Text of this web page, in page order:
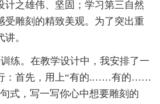
计之雄伟、坚固；学习第三自然
受雕刻的精致美观。为了突出重
。
。在教学设计中，我安排了一
：首先，用上“有的.……有的……
式，写一写你心中想要雕刻的